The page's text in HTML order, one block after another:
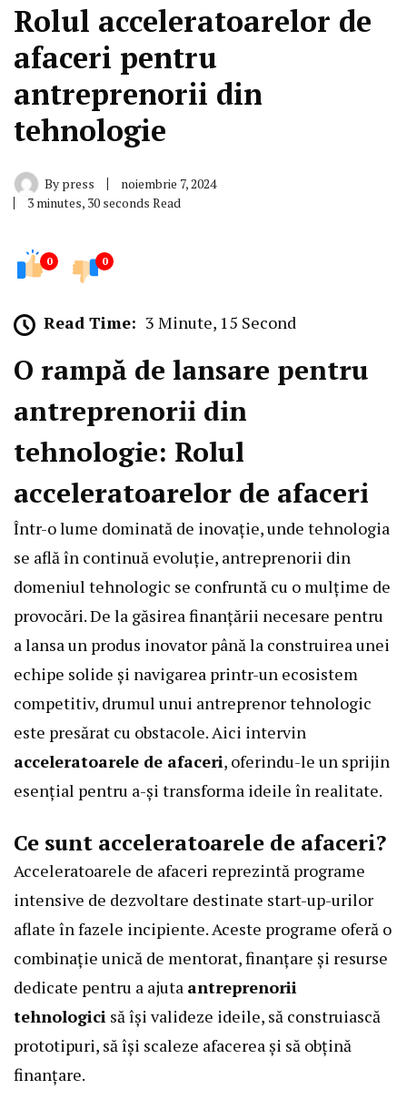
Rolul acceleratoarelor de
afaceri pentru
antreprenorii din
tehnologie
By press
noiembrie 7, 2024
3 minutes, 30 seconds Read
0 0
Read Time: 3 Minute, 15 Second
O rampă de lansare pentru
antreprenorii din
tehnologie: Rolul
acceleratoarelor de afaceri
Într-o lume dominată de inovație, unde tehnologia
se află în continuă evoluție, antreprenorii din
domeniul tehnologic se confruntă cu o mulțime de
provocări. De la găsirea finanțării necesare pentru
a lansa un produs inovator până la construirea unei
echipe solide și navigarea printr-un ecosistem
competitiv, drumul unui antreprenor tehnologic
este presărat cu obstacole. Aici intervin
acceleratoarele de afaceri, oferindu-le un sprijin
esențial pentru a-și transforma ideile în realitate.
Ce sunt acceleratoarele de afaceri?
Acceleratoarele de afaceri reprezintă programe
intensive de dezvoltare destinate start-up-urilor
aflate în fazele incipiente. Aceste programe oferă o
combinație unică de mentorat, finanțare și resurse
dedicate pentru a ajuta antreprenorii
tehnologici să își valideze ideile, să construiască
prototipuri, să își scaleze afacerea și să obțină
finanțare.